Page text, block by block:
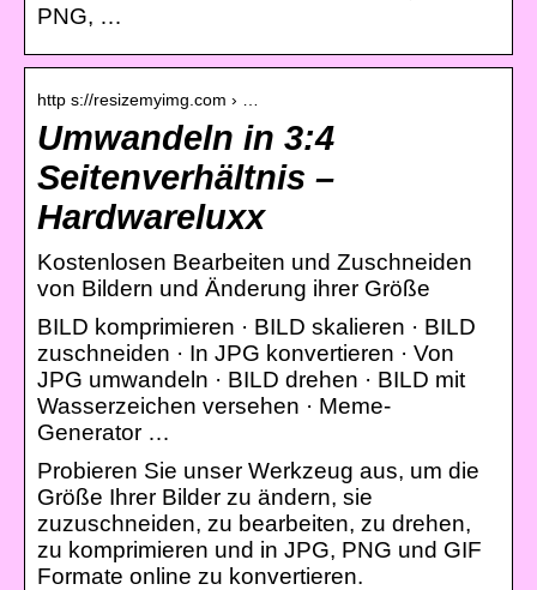
PNG, …
http s://resizemyimg.com › …
Umwandeln in 3:4
Seitenverhältnis –
Hardwareluxx
Kostenlosen Bearbeiten und Zuschneiden
von Bildern und Änderung ihrer Größe
BILD komprimieren · BILD skalieren · BILD
zuschneiden · In JPG konvertieren · Von
JPG umwandeln · BILD drehen · BILD mit
Wasserzeichen versehen · Meme-
Generator …
Probieren Sie unser Werkzeug aus, um die
Größe Ihrer Bilder zu ändern, sie
zuzuschneiden, zu bearbeiten, zu drehen,
zu komprimieren und in JPG, PNG und GIF
Formate online zu konvertieren.